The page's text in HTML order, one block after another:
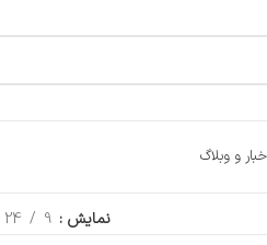
و وبلاگ
نمایش 9
24